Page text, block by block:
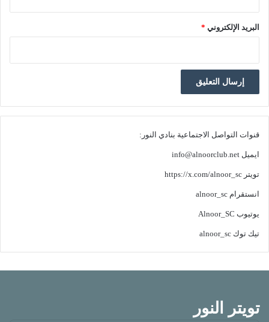
البريد الإلكتروني *
قنوات التواصل الاجتماعية بنادي النور:
ايميل info@alnoorclub.net
تويتر https://x.com/alnoor_sc
انستقرام alnoor_sc
يوتيوب Alnoor_SC
تيك توك alnoor_sc
تويتر النور